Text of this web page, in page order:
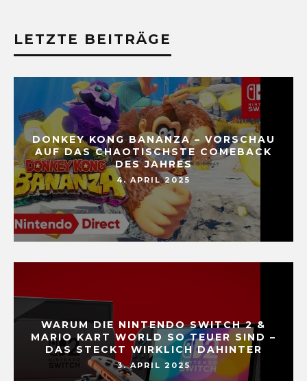
LETZTE BEITRÄGE
DONKEY KONG BANANZA – VORSCHAU
AUF DAS CHAOTISCHSTE COMEBACK
DES JAHRES
4. APRIL 2025
WARUM DIE NINTENDO SWITCH 2 &
MARIO KART WORLD SO TEUER SIND –
DAS STECKT WIRKLICH DAHINTER
3. APRIL 2025